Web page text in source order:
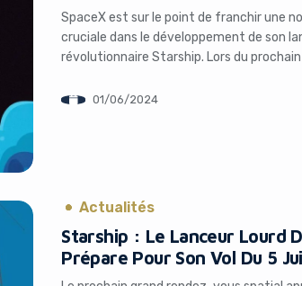
SpaceX est sur le point de franchir une
cruciale dans le développement de son
révolutionnaire Starship. Lors du prochain
pour la première fois de faire revenir le
01/06/2024
Actualités
Starship : Le Lanceur Lourd
Prépare Pour Son Vol Du 5